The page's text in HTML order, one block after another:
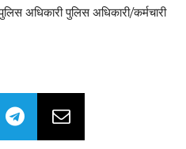
अधिकारी पुलिस अधिकारी/कर्मचारी